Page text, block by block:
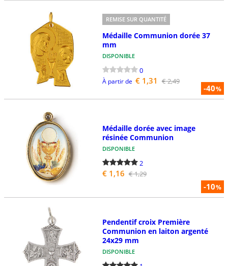
-40%
REMISE SUR QUANTITÉ
Médaille Communion dorée 37
mm
DISPONIBLE
0
À partir de € 1,31 € 2,49
-10%
Médaille dorée avec image
résinée Communion
DISPONIBLE
2
€ 1,16 € 1,29
Pendentif croix Première
Communion en laiton argenté
24x29 mm
DISPONIBLE